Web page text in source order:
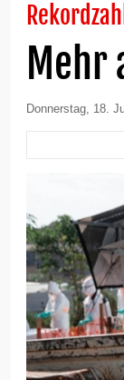
Mehr
Donnerstag, 18.